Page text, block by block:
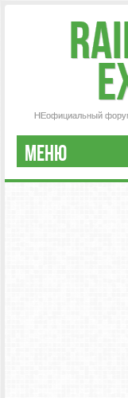
НЕофициальный форум
МЕНЮ
РЕГИСТРАЦИЯ